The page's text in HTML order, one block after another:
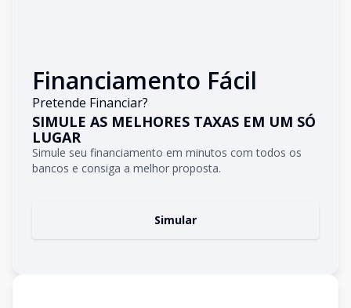
Financiamento Fácil
Pretende Financiar?
SIMULE AS MELHORES TAXAS EM UM SÓ
LUGAR
Simule seu financiamento em minutos com todos os
bancos e consiga a melhor proposta.
Simular